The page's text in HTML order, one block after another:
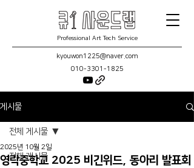
Professional Art Tech Service
kyouwon1225@naver.com
010-3301-1825
게시물
전체 게시물
전체 게시물
영락중학교 2025 비긴위드, 동아리 발표회
2025년 10월 2일